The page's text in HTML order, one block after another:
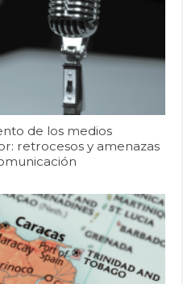
de los medios
retrocesos y amenazas